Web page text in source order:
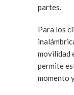
partes.
Para los
movilidad
permite
momento